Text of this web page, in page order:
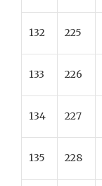
132 225
133 226
134 227
135 228